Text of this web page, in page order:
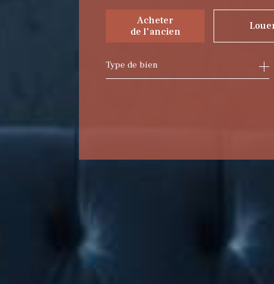
Acheter
de l'ancien
de l'ancien à l'année
Type de bien